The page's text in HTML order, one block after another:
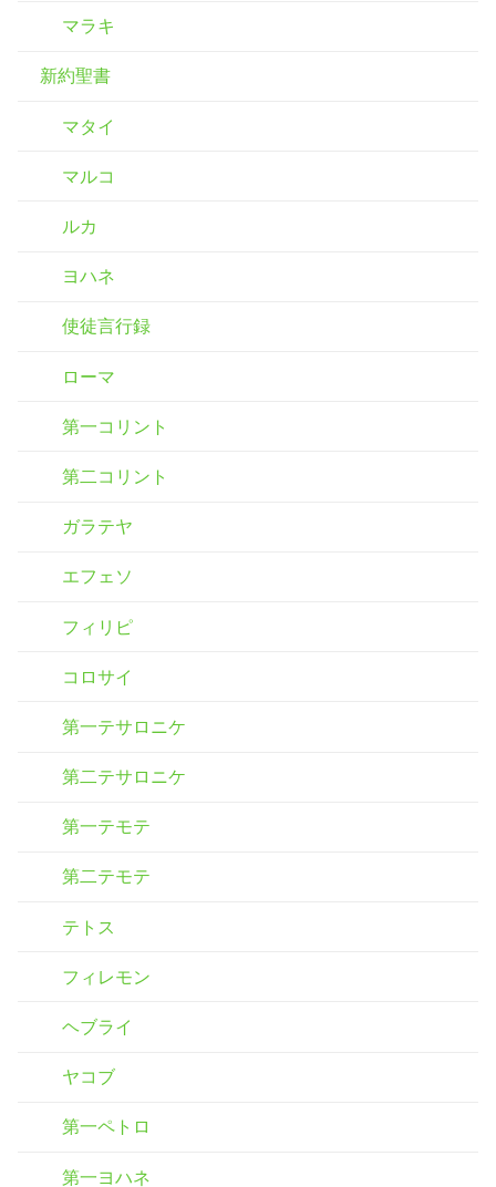
マラキ
新約聖書
マタイ
マルコ
ルカ
ヨハネ
使徒言行録
ローマ
第一コリント
第二コリント
ガラテヤ
エフェソ
フィリピ
コロサイ
第一テサロニケ
第二テサロニケ
第一テモテ
第二テモテ
テトス
フィレモン
ヘブライ
ヤコブ
第一ペトロ
第一ヨハネ